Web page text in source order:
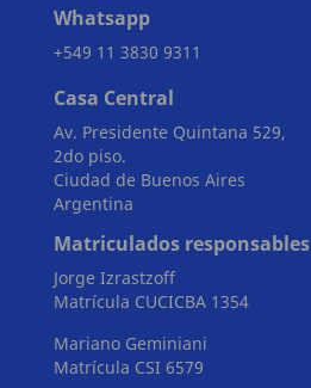
Whatsapp
+549 11 3830 9311
Casa Central
Av. Presidente Quintana 529,
2do piso.
Ciudad de Buenos Aires
Argentina
Matriculados responsables
Jorge Izrastzoff
Matrícula CUCICBA 1354
Mariano Geminiani
Matrícula CSI 6579